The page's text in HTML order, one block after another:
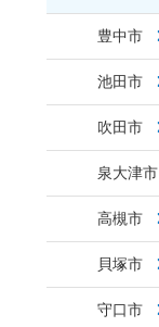
豊中市
池田市
吹田市
泉大津市
高槻市
貝塚市
守口市